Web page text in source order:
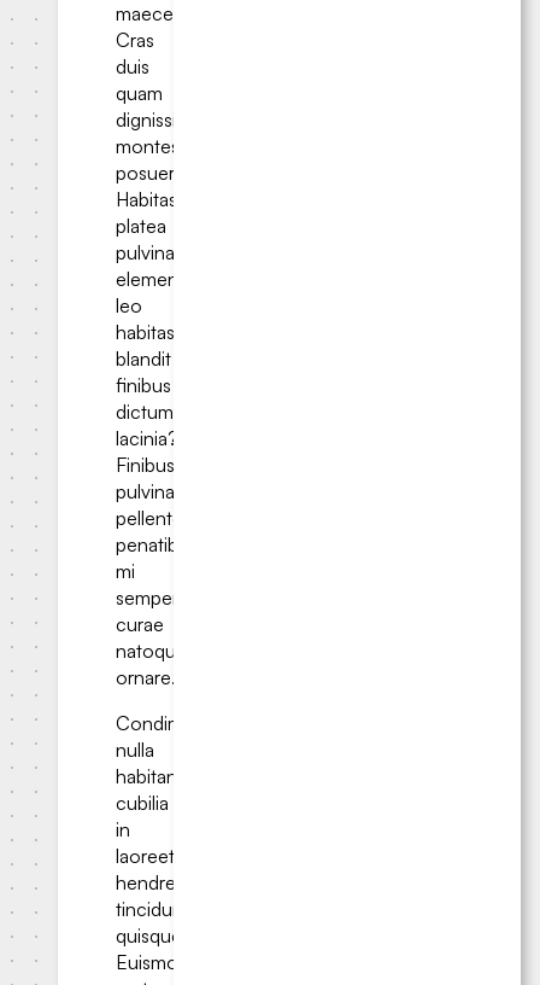
maecenas.
Cras
duis
quam
dignissim
montes
posuere.
Habitasse
platea
pulvinar
elementum
leo
habitasse
blandit
finibus
dictum
lacinia?
Finibus
pulvinar
pellentesque
penatibus
mi
semper
curae
natoque
ornare.
Condimentum
nulla
habitant
cubilia
in
laoreet
hendrerit
tincidunt
quisque.
Euismod